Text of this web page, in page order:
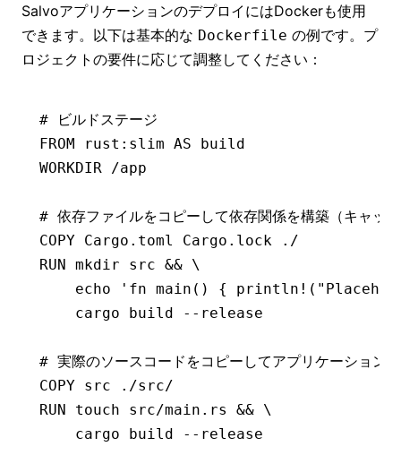
SalvoアプリケーションのデプロイにはDockerも使用
できます。以下は基本的な Dockerfile の例です。プ
ロジェクトの要件に応じて調整してください：
# ビルドステージ
FROM rust:slim AS build
WORKDIR /app
# 依存ファイルをコピーして依存関係を構築（キャッ
COPY Cargo.toml Cargo.lock ./
RUN mkdir src && \
    echo
'fn main() {
    cargo build --release
# 実際のソースコードをコピーしてアプリケーション
COPY src ./src/
RUN touch src/main.rs && \
    cargo build --release